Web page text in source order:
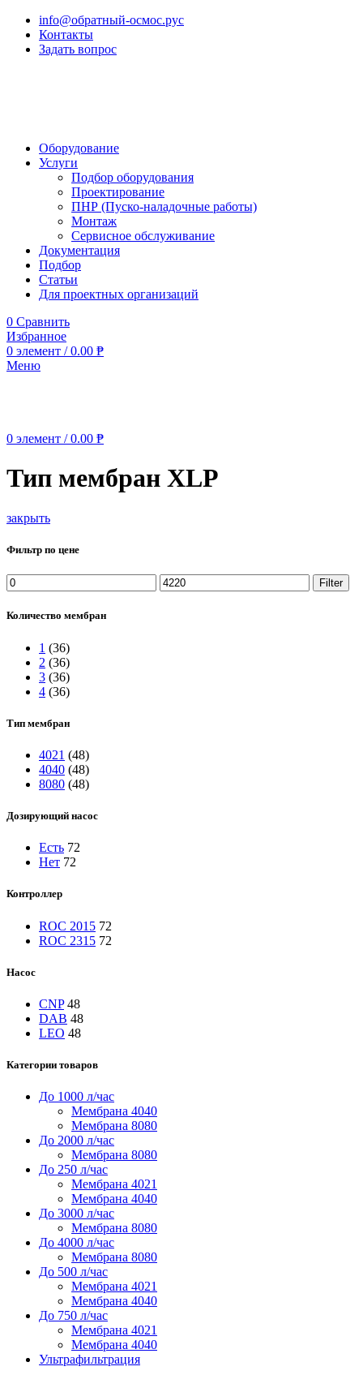
info@обратный-осмос.рус
Контакты
Задать вопрос
Оборудование
Услуги
Подбор оборудования
Проектирование
ПНР (Пуско-наладочные работы)
Монтаж
Сервисное обслуживание
Документация
Подбор
Статьи
Для проектных организаций
0 Сравнить
Избранное
0 элемент / 0.00 ₱
Меню
0 элемент / 0.00 ₱
Тип мембран XLP
закрыть
Фильтр по цене
Min
price
Max
price
Filter
Количество мембран
1 (36)
2 (36)
3 (36)
4 (36)
Тип мембран
4021 (48)
4040 (48)
8080 (48)
Дозирующий насос
Есть 72
Нет 72
Контроллер
ROC 2015 72
ROC 2315 72
Насос
CNP 48
DAB 48
LEO 48
Категории товаров
До 1000 л/час
Мембрана 4040
Мембрана 8080
До 2000 л/час
Мембрана 8080
До 250 л/час
Мембрана 4021
Мембрана 4040
До 3000 л/час
Мембрана 8080
До 4000 л/час
Мембрана 8080
До 500 л/час
Мембрана 4021
Мембрана 4040
До 750 л/час
Мембрана 4021
Мембрана 4040
Ультрафильтрация